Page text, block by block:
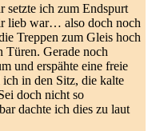
setzte ich zum Endspurt
lieb war… also doch noch
Treppen zum Gleis hoch
Türen. Gerade noch
und erspähte eine freie
in den Sitz, die kalte
doch nicht so
dachte ich dies zu laut